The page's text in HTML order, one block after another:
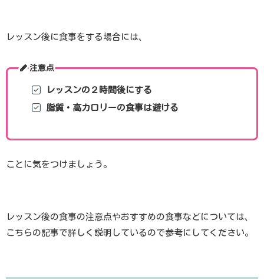
レッスン後に食事をする場合には、
注意点
レッスンの２時間後にする
脂質・高カロリーの食事は避ける
ことに気をつけましょう。
レッスン後の食事の注意点やおすすめの食事などについては、
こちらの記事で詳しく説明しているので参考にしてください。